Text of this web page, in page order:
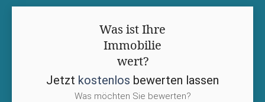
Was ist Ihre
Immobilie
wert?
Jetzt kostenlos bewerten lassen
Was möchten Sie bewerten?